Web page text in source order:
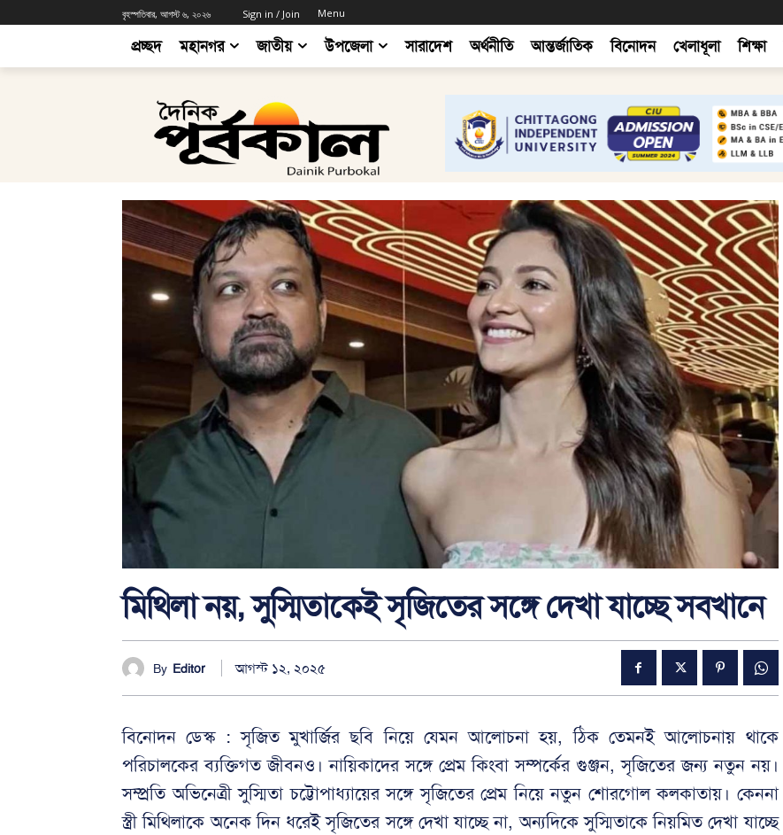
বৃহস্পতিবার, আগস্ট ৬, ২০২৬ Sign in / Join Menu
প্রচ্ছদ মহানগর জাতীয় উপজেলা সারাদেশ অর্থনীতি আন্তর্জাতিক বিনোদন খেলাধূলা শিক্ষা
মিথিলা নয়, সুস্মিতাকেই সৃজিতের সঙ্গে দেখা যাচ্ছে সবখানে
By Editor আগস্ট ১২, ২০২৫
বিনোদন ডেস্ক : সৃজিত মুখার্জির ছবি নিয়ে যেমন আলোচনা হয়, ঠিক তেমনই আলোচনায় থাকে
পরিচালকের ব্যক্তিগত জীবনও। নায়িকাদের সঙ্গে প্রেম কিংবা সম্পর্কের গুঞ্জন, সৃজিতের জন্য নতুন নয়।
সম্প্রতি অভিনেত্রী সুস্মিতা চট্টোপাধ্যায়ের সঙ্গে সৃজিতের প্রেম নিয়ে নতুন শোরগোল কলকাতায়। কেননা
স্ত্রী মিথিলাকে অনেক দিন ধরেই সৃজিতের সঙ্গে দেখা যাচ্ছে না, অন্যদিকে সুস্মিতাকে নিয়মিত দেখা যাচ্ছে